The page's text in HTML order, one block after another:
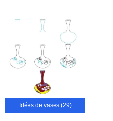
Idées de vases (29)